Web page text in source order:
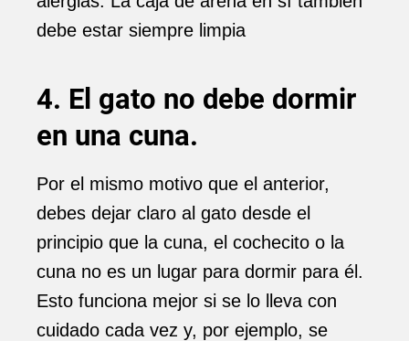
debe estar siempre limpia
4. El gato no debe dormir
en una cuna.
Por el mismo motivo que el anterior,
debes dejar claro al gato desde el
principio que la cuna, el cochecito o la
cuna no es un lugar para dormir para él.
Esto funciona mejor si se lo lleva con
cuidado cada vez y, por ejemplo, se